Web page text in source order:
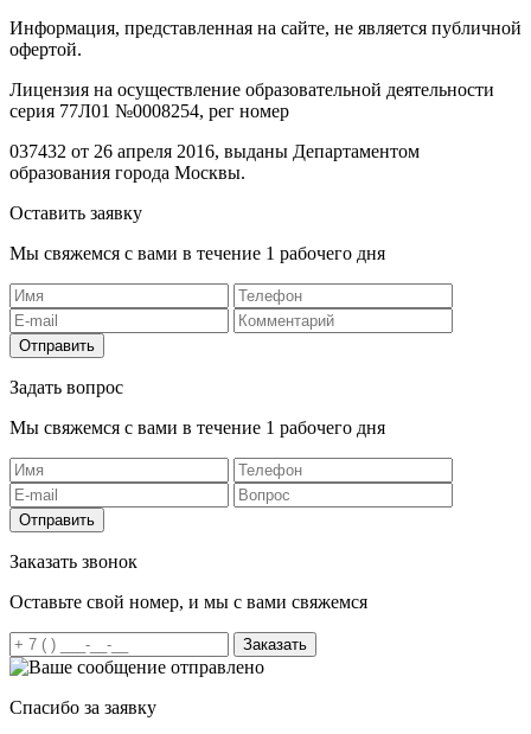
Информация, представленная на сайте, не является публичной
офертой.
Лицензия на осуществление образовательной деятельности
серия 77Л01 №0008254, рег номер
037432 от 26 апреля 2016, выданы Департаментом
образования города Москвы.
Оставить заявку
Мы свяжемся с вами в течение 1 рабочего дня
Отправить
Задать вопрос
Мы свяжемся с вами в течение 1 рабочего дня
Отправить
Заказать звонок
Оставьте свой номер, и мы с вами свяжемся
Заказать
Спасибо за заявку